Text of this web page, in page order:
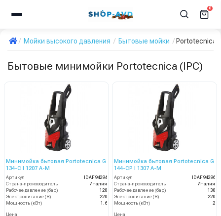
0
Мойки высокого давления Бытовые мойки Portotecnica
Бытовые минимойки Portotecnica (IPC)
Минимойка бытовая Portotecnica G
134-C I 1207 A-M
Артикул
IDAF94294
Страна-производитель
Италия
Рабочее давление (бар)
120
Электропитание (В)
220
Мощность (кВт)
1.6
Цена
Минимойка бытовая Portotecnica G
144-CP I 1307 A-M
Артикул
IDAF94296
Страна-производитель
Италия
Рабочее давление (бар)
130
Электропитание (В)
220
Мощность (кВт)
2
Цена